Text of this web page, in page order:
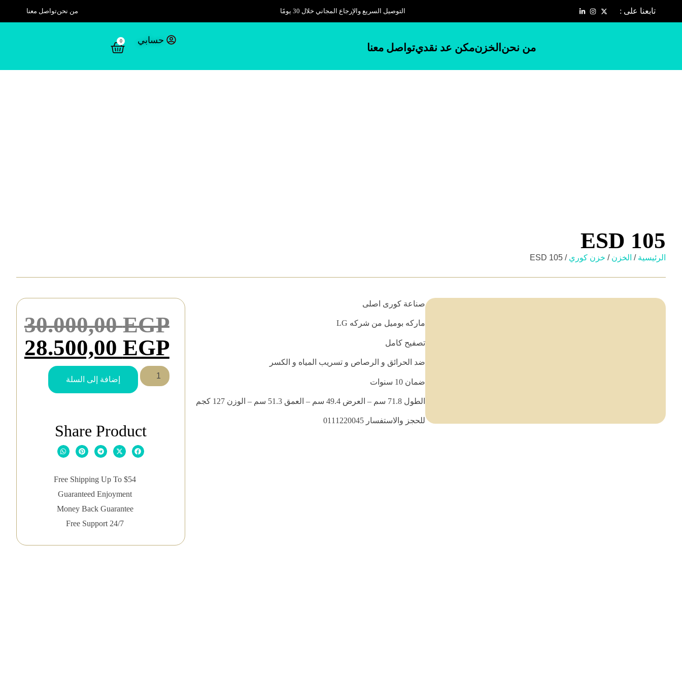
تابعنا على : التوصيل السريع والإرجاع المجاني خلال 30 يومًا من نحنتواصل معنا
من نحنالخزنمكن عد نقديتواصل معنا
حسابي 0
ESD 105
الرئيسية / الخزن / خزن كوري / ESD 105
صناعة كورى اصلى
ماركه بوميل من شركه LG
تصفيح كامل
ضد الحرائق و الرصاص و تسريب المياه و الكسر
ضمان 10 سنوات
الطول 71.8 سم – العرض 49.4 سم – العمق 51.3 سم – الوزن 127 كجم
للحجز والاستفسار 0111220045
30.000,00EGP
28.500,00 EGP
إضافة إلى السلة
Share Product
Free Shipping Up To $54
Guaranteed Enjoyment
Money Back Guarantee
Free Support 24/7